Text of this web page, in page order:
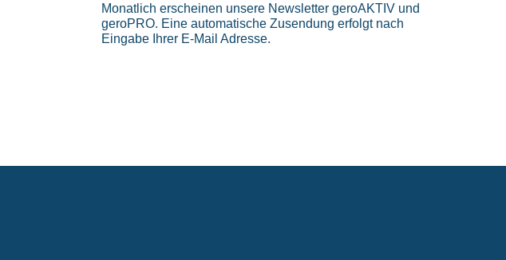
Monatlich erscheinen unsere Newsletter geroAKTIV und
geroPRO. Eine automatische Zusendung erfolgt nach
Eingabe Ihrer E-Mail Adresse.